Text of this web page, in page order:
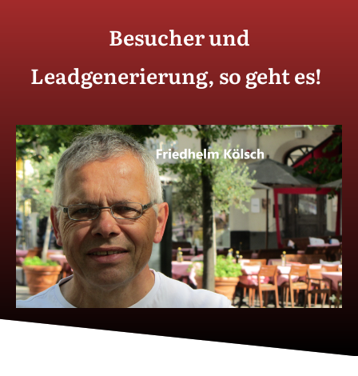
Besucher und
Leadgenerierung, so geht es!